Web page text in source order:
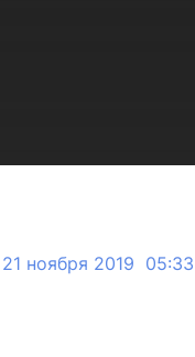
21 ноября 2019 05:33